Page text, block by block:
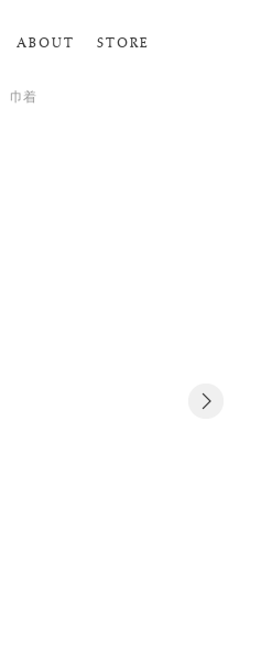
ABOUT STORE
巾着